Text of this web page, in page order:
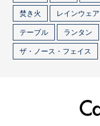
焚き火
レインウェア
テーブル
ランタン
ザ・ノース・フェイス